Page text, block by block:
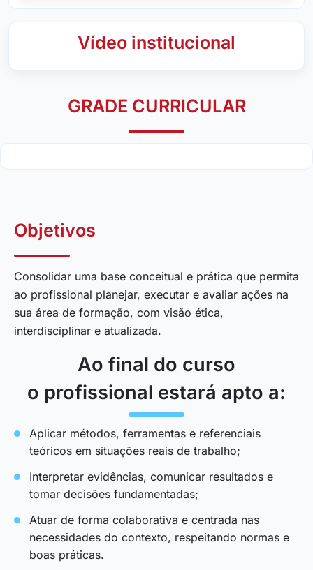
Vídeo institucional
GRADE CURRICULAR
Objetivos
Consolidar uma base conceitual e prática que permita
ao profissional planejar, executar e avaliar ações na
sua área de formação, com visão ética,
interdisciplinar e atualizada.
Ao final do curso
o profissional estará apto a:
Aplicar métodos, ferramentas e referenciais
teóricos em situações reais de trabalho;
Interpretar evidências, comunicar resultados e
tomar decisões fundamentadas;
Atuar de forma colaborativa e centrada nas
necessidades do contexto, respeitando normas e
boas práticas.